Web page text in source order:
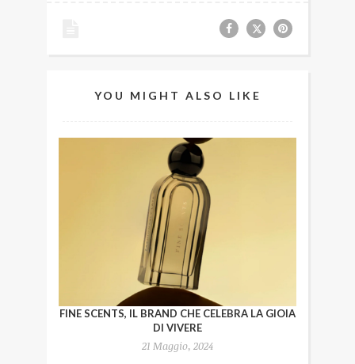
YOU MIGHT ALSO LIKE
FINE SCENTS, IL BRAND CHE CELEBRA LA GIOIA
DI VIVERE
21 Maggio, 2024